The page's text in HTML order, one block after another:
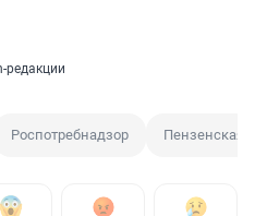
редакции
Роспотребнадзор Пензенская